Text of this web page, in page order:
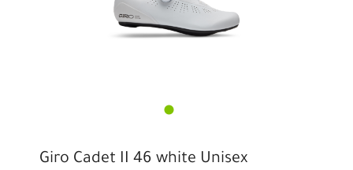
Giro Cadet II 46 white Unisex